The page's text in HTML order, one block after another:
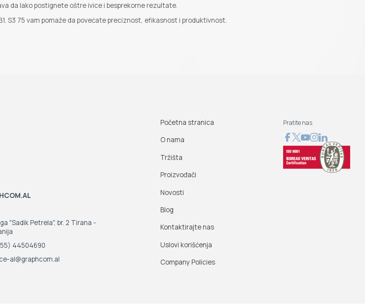
da lako postignete oštre ivice i besprekorne rezultate.
S3 75 vam pomaže da povećate preciznost, efikasnost i produktivnost.
"Sadik Petrela", br. 2 Tirana -
44504690
al@graphcom.al
Početna stranica
O nama
Tržišta
Proizvođači
Novosti
Blog
Kontaktirajte nas
Uslovi korišćenja
Company Policies
Pratite nas